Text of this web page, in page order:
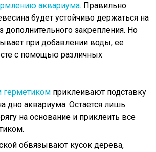
аквариума. Правильно
будет устойчиво держаться на
дополнительного закрепления. Но
при добавлении воды, ее
с помощью различных
приклеивают подставку
дно аквариума. Остается лишь
на основание и приклеить все
обвязывают кусок дерева,